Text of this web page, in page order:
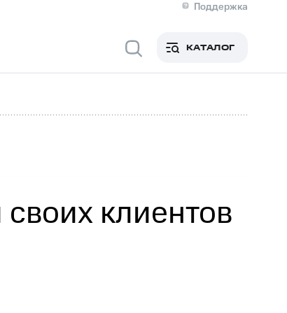
Поддержка
Медиа-центр
в регионе
аудитРынок акций
КАТАЛОГ
клиентов